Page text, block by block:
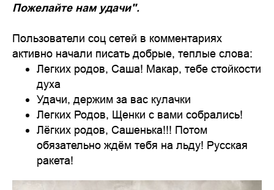
Пожелайте нам удачи".
Пользователи соц сетей в комментариях
активно начали писать добрые, теплые слова:
Легких родов, Саша! Макар, тебе стойкости
духа
Удачи, держим за вас кулачки
Легких Родов, Щенки с вами собрались!
Лёгких родов, Сашенька!!! Потом
обязательно ждём тебя на льду! Русская
ракета!